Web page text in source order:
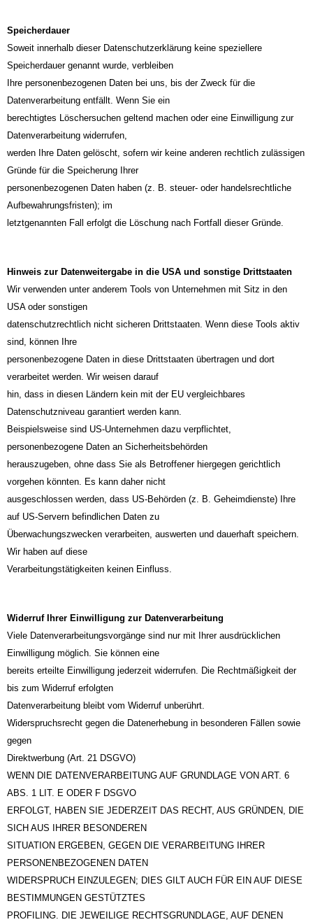
Speicherdauer
Soweit innerhalb dieser Datenschutzerklärung keine speziellere
Speicherdauer genannt wurde, verbleiben
Ihre personenbezogenen Daten bei uns, bis der Zweck für die
Datenverarbeitung entfällt. Wenn Sie ein
berechtigtes Löschersuchen geltend machen oder eine Einwilligung zur
Datenverarbeitung widerrufen,
werden Ihre Daten gelöscht, sofern wir keine anderen rechtlich zulässigen
Gründe für die Speicherung Ihrer
personenbezogenen Daten haben (z. B. steuer- oder handelsrechtliche
Aufbewahrungsfristen); im
letztgenannten Fall erfolgt die Löschung nach Fortfall dieser Gründe.
Hinweis zur Datenweitergabe in die USA und sonstige Drittstaaten
Wir verwenden unter anderem Tools von Unternehmen mit Sitz in den
USA oder sonstigen
datenschutzrechtlich nicht sicheren Drittstaaten. Wenn diese Tools aktiv
sind, können Ihre
personenbezogene Daten in diese Drittstaaten übertragen und dort
verarbeitet werden. Wir weisen darauf
hin, dass in diesen Ländern kein mit der EU vergleichbares
Datenschutzniveau garantiert werden kann.
Beispielsweise sind US-Unternehmen dazu verpflichtet,
personenbezogene Daten an Sicherheitsbehörden
herauszugeben, ohne dass Sie als Betroffener hiergegen gerichtlich
vorgehen könnten. Es kann daher nicht
ausgeschlossen werden, dass US-Behörden (z. B. Geheimdienste) Ihre
auf US-Servern befindlichen Daten zu
Überwachungszwecken verarbeiten, auswerten und dauerhaft speichern.
Wir haben auf diese
Verarbeitungstätigkeiten keinen Einfluss.
Widerruf Ihrer Einwilligung zur Datenverarbeitung
Viele Datenverarbeitungsvorgänge sind nur mit Ihrer ausdrücklichen
Einwilligung möglich. Sie können eine
bereits erteilte Einwilligung jederzeit widerrufen. Die Rechtmäßigkeit der
bis zum Widerruf erfolgten
Datenverarbeitung bleibt vom Widerruf unberührt.
Widerspruchsrecht gegen die Datenerhebung in besonderen Fällen sowie
gegen
Direktwerbung (Art. 21 DSGVO)
WENN DIE DATENVERARBEITUNG AUF GRUNDLAGE VON ART. 6
ABS. 1 LIT. E ODER F DSGVO
ERFOLGT, HABEN SIE JEDERZEIT DAS RECHT, AUS GRÜNDEN, DIE
SICH AUS IHRER BESONDEREN
SITUATION ERGEBEN, GEGEN DIE VERARBEITUNG IHRER
PERSONENBEZOGENEN DATEN
WIDERSPRUCH EINZULEGEN; DIES GILT AUCH FÜR EIN AUF DIESE
BESTIMMUNGEN GESTÜTZTES
PROFILING. DIE JEWEILIGE RECHTSGRUNDLAGE, AUF DENEN